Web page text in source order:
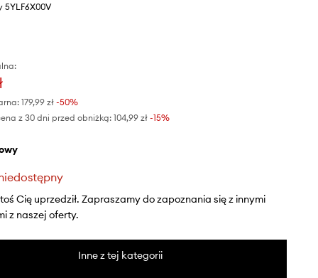
5YLF6X00V
179,99 zł-50%
z 30 dni przed obniżką: 104,99 zł -15%
Cię uprzedził. Zapraszamy do zapoznania się z innymi
z naszej oferty.
Inne z tej kategorii